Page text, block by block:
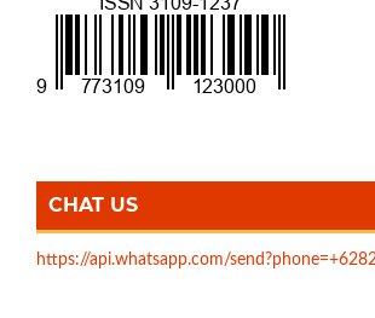
CHAT US
https://api.whatsapp.com/